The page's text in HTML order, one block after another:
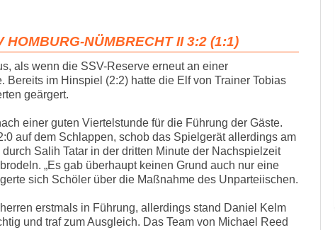
HOMBURG-NÜMBRECHT II 3:2 (1:1)
als wenn die SSV-Reserve erneut an einer
Bereits im Hinspiel (2:2) hatte die Elf von Trainer Tobias
geärgert.
einer guten Viertelstunde für die Führung der Gäste.
auf dem Schlappen, schob das Spielgerät allerdings am
Salih Tatar in der dritten Minute der Nachspielzeit
„Es gab überhaupt keinen Grund auch nur eine
sich Schöler über die Maßnahme des Unparteiischen.
erstmals in Führung, allerdings stand Daniel Kelm
und traf zum Ausgleich. Das Team von Michael Reed